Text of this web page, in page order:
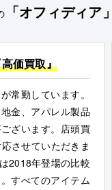
「オフィディア」
価買取』
常勤しています。
金、アパレル製品
ざいます。店頭買
させていただきま
2018年登場の比較
すべてのアイテム